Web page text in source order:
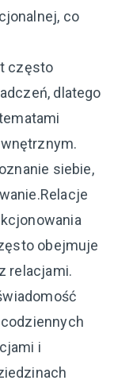
co
często
dlatego
siebie,
obejmuje
relacjami.
i